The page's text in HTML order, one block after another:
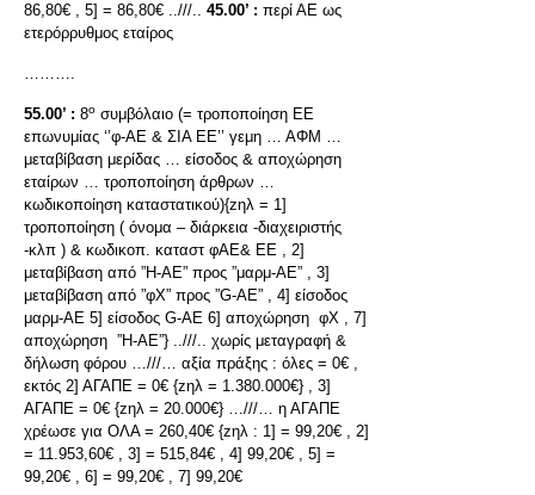
86,80€ , 5] = 86,80€ ..///.. 45.00’ : περί ΑΕ ως
ετερόρρυθμος εταίρος
……….
55.00’ : 8ο συμβόλαιο (= τροποποίηση ΕΕ
επωνυμίας ‘’φ-ΑΕ & ΣΙΑ ΕΕ’’ γεμη … ΑΦΜ …
μεταβίβαση μερίδας … είσοδος & αποχώρηση
εταίρων … τροποποίηση άρθρων …
κωδικοποίηση καταστατικού){zηλ = 1]
τροποποίηση ( όνομα – διάρκεια -διαχειριστής
-κλπ ) & κωδικοπ. καταστ φΑΕ& ΕΕ , 2]
μεταβίβαση από ”Η-ΑΕ” προς ”μαρμ-ΑΕ” , 3]
μεταβίβαση από ”φΧ” προς ”G-AE” , 4] είσοδος
μαρμ-ΑΕ 5] είσοδος G-ΑΕ 6] αποχώρηση φΧ , 7]
αποχώρηση ”Η-ΑΕ”} ..///.. χωρίς μεταγραφή &
δήλωση φόρου …///… αξία πράξης : όλες = 0€ ,
εκτός 2] ΑΓΑΠΕ = 0€ {zηλ = 1.380.000€} , 3]
ΑΓΑΠΕ = 0€ {zηλ = 20.000€} …///… η ΑΓΑΠΕ
χρέωσε για ΟΛΑ = 260,40€ {zηλ : 1] = 99,20€ , 2]
= 11.953,60€ , 3] = 515,84€ , 4] 99,20€ , 5] =
99,20€ , 6] = 99,20€ , 7] 99,20€